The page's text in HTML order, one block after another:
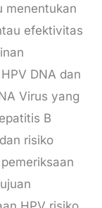
menentukan
efektivitas
DNA dan
Virus yang
B
risiko